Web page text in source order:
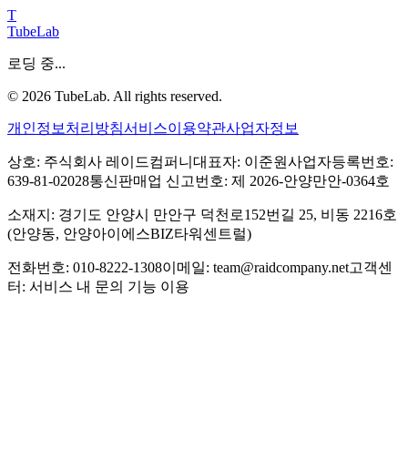
T
TubeLab
로딩 중...
© 2026 TubeLab. All rights reserved.
개인정보처리방침서비스이용약관사업자정보
상호: 주식회사 레이드컴퍼니 대표자: 이준원사업자등록번호:
639-81-02028통신판매업 신고번호: 제 2026-안양만안-0364호
소재지: 경기도 안양시 만안구 덕천로152번길 25, 비동 2216호
(안양동, 안양아이에스BIZ타워센트럴)
전화번호: 010-8222-1308이메일: team@raidcompany.net고객센
터: 서비스 내 문의 기능 이용